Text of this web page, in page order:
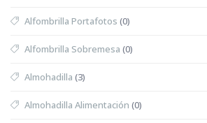
Alfombrilla Portafotos (0)
Alfombrilla Sobremesa (0)
Almohadilla (3)
Almohadilla Alimentación (0)